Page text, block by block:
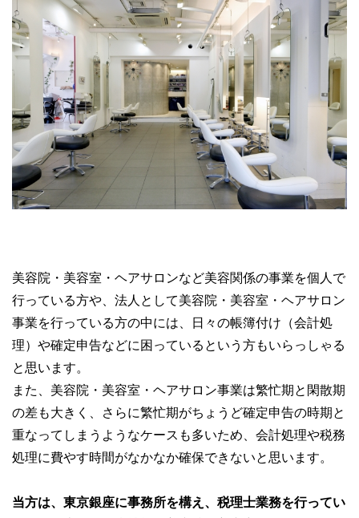
美容院・美容室・ヘアサロンなど美容関係の事業を個人で
行っている方や、法人として美容院・美容室・ヘアサロン
事業を行っている方の中には、日々の帳簿付け（会計処
理）や確定申告などに困っているという方もいらっしゃる
と思います。
また、美容院・美容室・ヘアサロン事業は繁忙期と閑散期
の差も大きく、さらに繁忙期がちょうど確定申告の時期と
重なってしまうようなケースも多いため、会計処理や税務
処理に費やす時間がなかなか確保できないと思います。
当方は、東京銀座に事務所を構え、税理士業務を行ってい